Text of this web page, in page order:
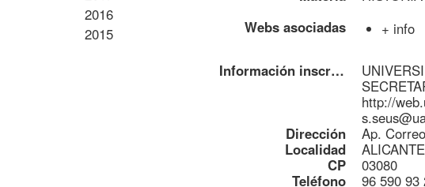
2016
2015
Webs asociadas
+ info
Información inscripción
http://
Dirección
Ap.
Localidad
ALICANTE
CP
03080
Teléfono
96 590 93